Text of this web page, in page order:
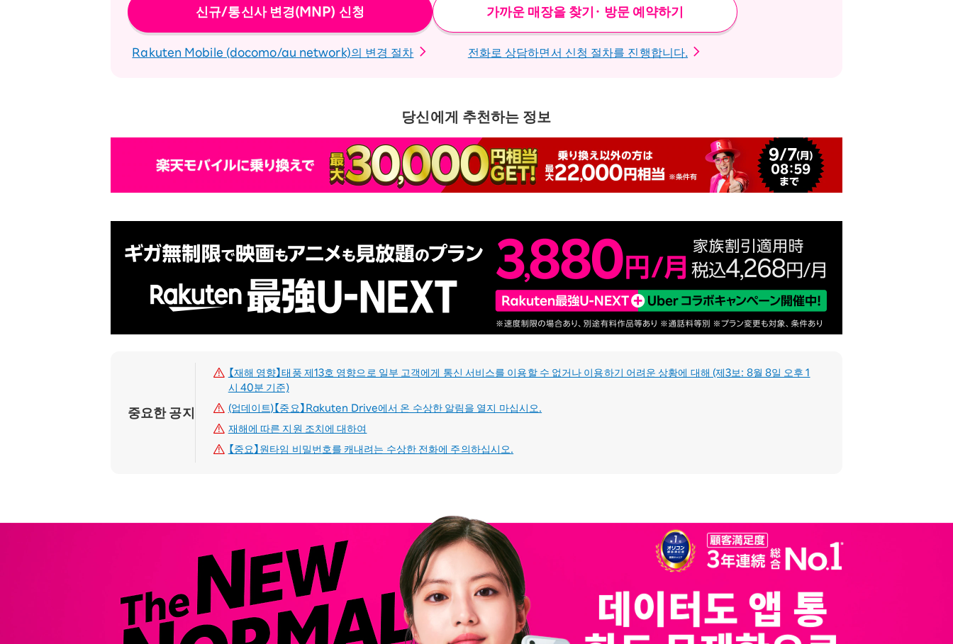
신규/통신사 변경(MNP) 신청 가까운 매장을 찾기・ 방문 예약하기
Rakuten Mobile (docomo/au network)의 변경 절차 전화로 상담하면서 신청 절차를 진행합니다.
당신에게 추천하는 정보
중요한 공지
【재해 영향】태풍 제13호 영향으로 일부 고객에게 통신 서비스를 이용할 수 없거나 이용하기 어려운 상황에 대해 (제3보: 8월 8일 오후 1
시 40분 기준)
(업데이트)【중요】Rakuten Drive에서 온 수상한 알림을 열지 마십시오.
재해에 따른 지원 조치에 대하여
【중요】원타임 비밀번호를 캐내려는 수상한 전화에 주의하십시오.